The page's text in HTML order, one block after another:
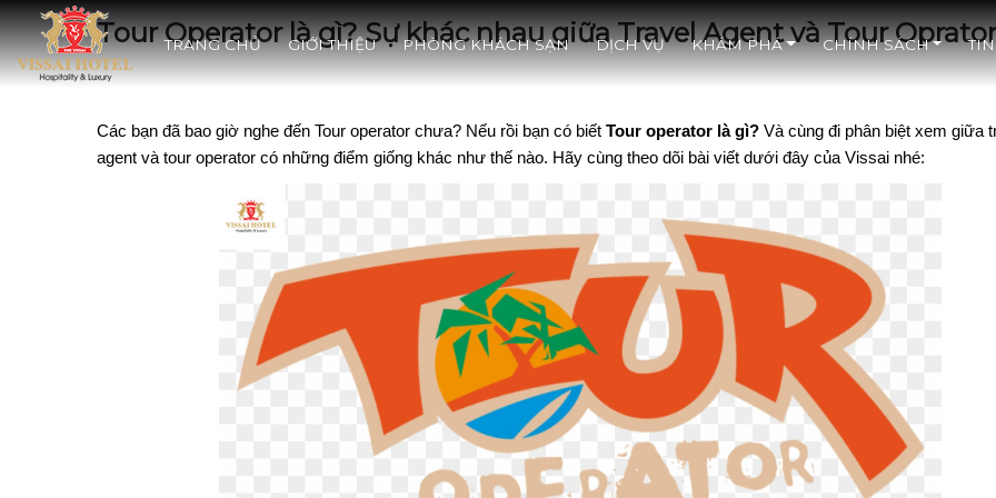
TRANG CHỦ GIỚI THIỆU PHÒNG KHÁCH SẠN DỊCH VỤ KHÁM PHÁ CHÍNH SÁCH
Tour Operator là gì? Sự khác nhau giữa Travel Agent và Tour Oprator
Các bạn đã bao giờ nghe đến Tour operator chưa? Nếu rồi bạn có biết Tour operator là gì? Và cùng đi phân biệt xem giữa
agent và tour operator có những điểm giống khác như thế nào. Hãy cùng theo dõi bài viết dưới đây của Vissai nhé: